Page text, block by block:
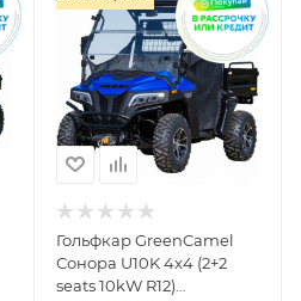
Гольфкар GreenCamel
Сонора U10K 4x4 (2+2
seats 10kW R12)